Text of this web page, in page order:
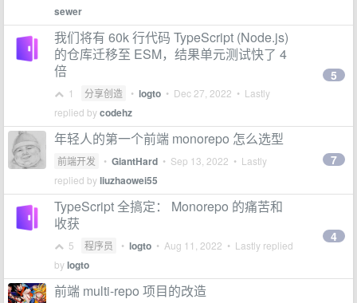
sewer
我们将有 60k 行代码 TypeScript (Node.js)
的仓库迁移至 ESM，结果单元测试快了 4
倍
1 分享创造 • logto • Dec 27, 2022 • Lastly
replied bycodehz
5
年轻人的第一个前端 monorepo 怎么选型
前端开发 • GiantHard • Sep 13, 2022 • Lastly
replied byliuzhaowei55
7
TypeScript 全搞定： Monorepo 的痛苦和
收获
5 程序员 • logto • Aug 11, 2022 • Lastly replied
bylogto
4
前端 multi-repo 项目的改造